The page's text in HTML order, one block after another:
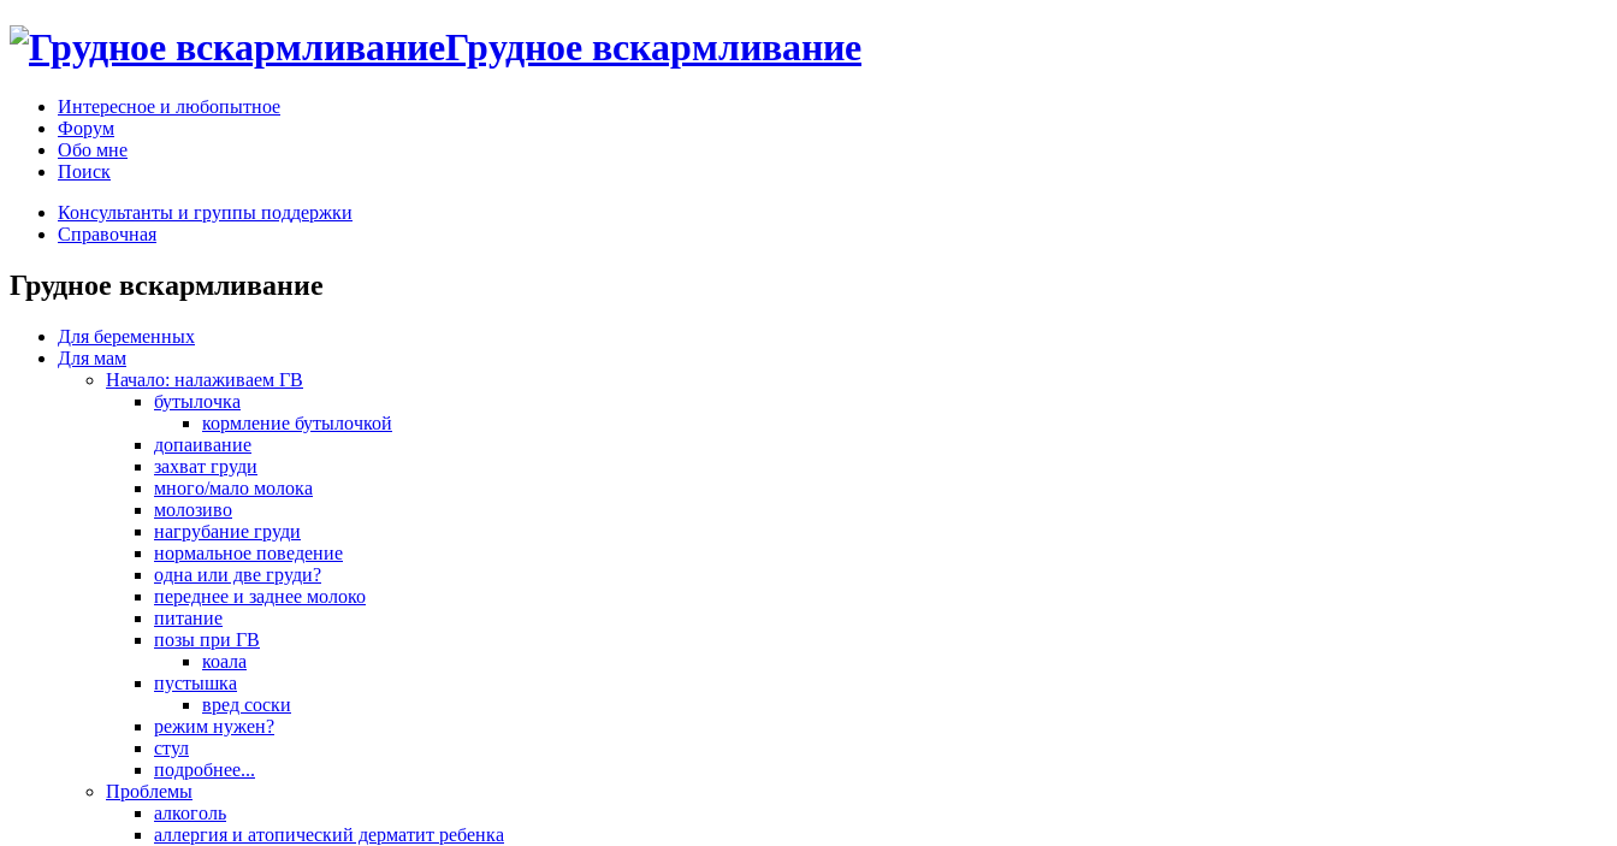
Грудное вскармливание
Интересное и любопытное
Форум
Обо мне
Поиск
Консультанты и группы поддержки
Справочная
Грудное вскармливание
Для беременных
Для мам
Начало: налаживаем ГВ
бутылочка
кормление бутылочкой
допаивание
захват груди
много/мало молока
молозиво
нагрубание груди
нормальное поведение
одна или две груди?
переднее и заднее молоко
питание
позы при ГВ
коала
пустышка
вред соски
режим нужен?
стул
подробнее...
Проблемы
алкоголь
аллергия и атопический дерматит ребенка